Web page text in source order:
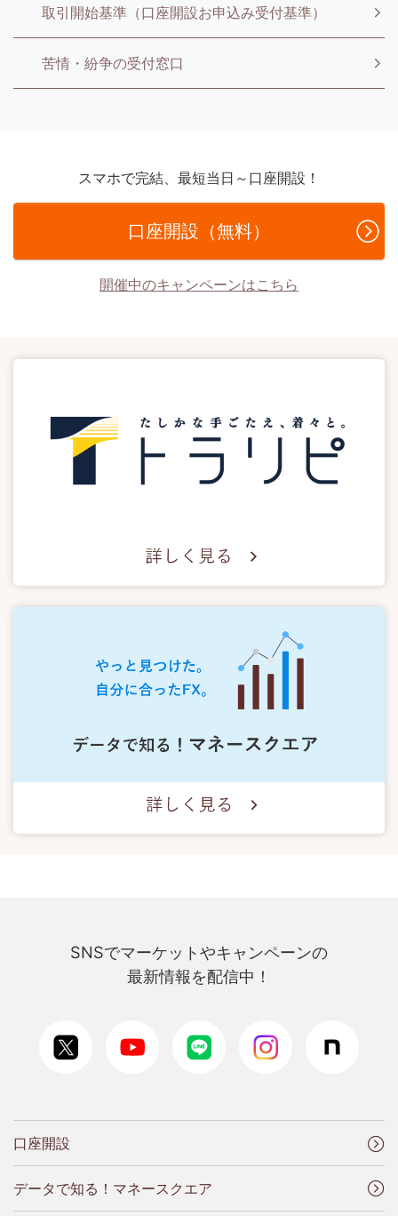
取引開始基準（口座開設お申込み受付基準）
苦情・紛争の受付窓口
スマホで完結、最短当日～口座開設！
口座開設（無料）
開催中のキャンペーンはこちら
SNSでマーケットやキャンペーンの
最新情報を配信中！
口座開設
データで知る！マネースクエア